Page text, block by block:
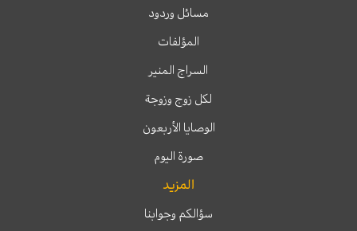
مسائل وردود
المؤلفات
السراج المنير
لكل زوج وزوجة
الوصايا الأربعون
صورة اليوم
المزيد
سؤالكم وجوابنا